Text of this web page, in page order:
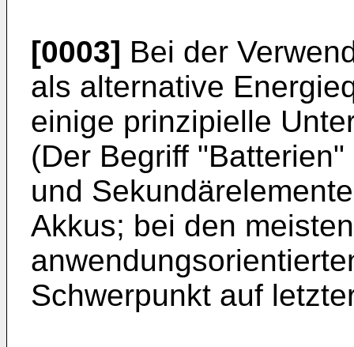
[0003] Bei der
als alternative
einige prinzipielle
(Der Begriff
und
Akkus; bei den
Schwerpunkt auf